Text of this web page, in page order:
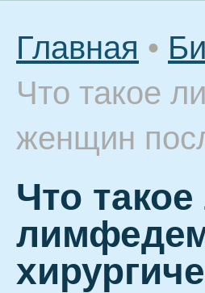
Главная •
Что такое
женщин
Что